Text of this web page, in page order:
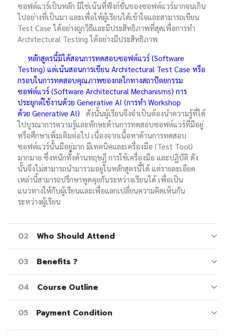
ซอฟต์แวร์เป็นหลัก มิใช่เน้นที่ฟังก์ชั่นของซอฟต์แวร์มากจนเกิน
ไปอย่างที่เป็นมา และเพื่อให้ผู้เรียนได้เข้าใจและสามารถเขียน
Test Case ได้อย่างถูกวิธีและมีประสิทธิภาพที่สุดเพื่อการทำ
Architectural Testing ได้อย่างมีประสิทธิภาพ
หลักสูตรนี้มิได้สอนการทดสอบซอฟต์แวร์ (Software
Testing) แต่เน้นสอนการเขียน Architectural Test Case หรือ
กรอบในการทดสอบคุณภาพของกลไกทางสถาปัตยกรรม
ซอฟต์แวร์ (Software Architectural Mechanisms) การ
ประยุกต์ใช้งานด้วย Generative AI (การทำ Workshop
ด้วย Generative AI) ดังนั้นผู้เรียนจึงจำเป็นต้องนำความรู้ที่ได้
ไปบูรณาการความรู้และทักษะด้านการทดสอบซอฟต์แวร์ที่มีอยู่
หรือศึกษาเพิ่มเติมต่อไป เนื่องจากเนื้อหาด้านการทดสอบ
ซอฟต์แวร์นั้นมีอยู่มาก มีเทคนิคและเครื่องมือ (Test Tool)
มากมาย ซึ่งหนักทั้งด้านทฤษฏี การใช้เครื่องมือ และปฏิบัติ ดัง
นั้นจึงไม่สามารถนำมารวมอยู่ในหลักสูตรนี้ได้ แต่รายละเอียด
เหล่านี้สามารถปรึกษาพูดคุยกันระหว่างเรียนได้ เพื่อเป็น
แนวทางให้กับผู้เรียนและเพื่อแลกเปลี่ยนความคิดเห็นกัน
ระหว่างผู้เรียน
02 Who Should Attend
03 Benefits ?
04 Course Outline
05 Payment Condition